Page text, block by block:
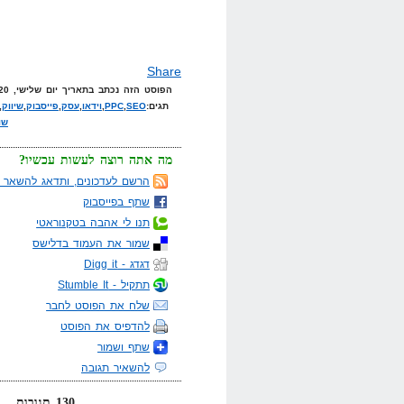
Share
הפוסט הזה נכתב בתאריך יום שלישי, 20 ביולי, 2010 בשעה 18:41 תחת הקטגוריות
תגים:
PPC, SEO
,וידאו ,עסק פייסבוק ,שיווק
מה אתה רוצה לעשות עכשיו?
הרשם לעדכונים, ותדאג להשאר
שתף בפייסבוק
תנו לי אהבה בטקנוראטי
שמור את העמוד בדלישס
דגדג - Digg it
תתקיל - Stumble It
שלח את הפוסט לחבר
להדפיס את הפוסט
שתף ושמור
להשאיר תגובה